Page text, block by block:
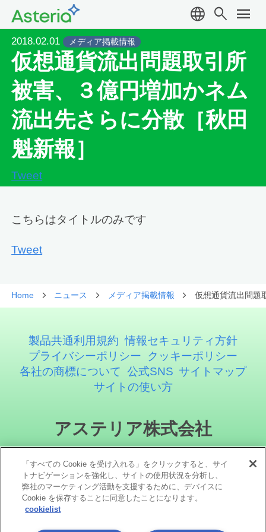
language search menu
2018.02.01 メディア掲載情報
仮想通貨流出問題取引所
被害、３億円増加かネム
流出先さらに分散［秋田
魁新報］
Tweet
こちらはタイトルのみです
Tweet
Home ニュース メディア掲載情報 仮想通貨流出問題
製品共通利用規約 情報セキュリティ方針
プライバシーポリシー
クッキーポリシー
各社の商標について 公式SNS サイトマップ
サイトの使い方
アステリア株式会社
「すべての Cookie を受け入れる」をクリックすると、サイ
トナビゲーションを強化し、サイトの使用状況を分析し、
弊社のマーケティング活動を支援するために、デバイスに
Cookie を保存することに同意したことになります。
cookielist